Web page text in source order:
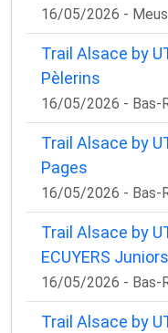
16/05/2026 -
Trail Alsace by
Pèlerins
16/05/2026 - Bas-
Trail Alsace by
Pages
16/05/2026 - Bas-
Trail Alsace by
ECUYERS Juniors
16/05/2026 - Bas-
Trail Alsace by